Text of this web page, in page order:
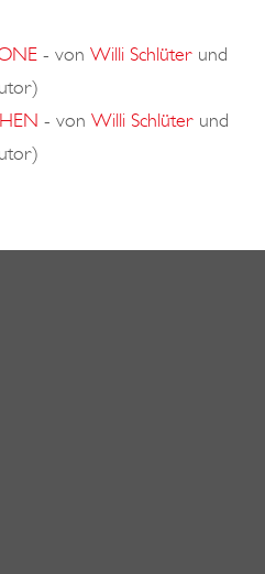
- von Willi Schlüter und
- von Willi Schlüter und